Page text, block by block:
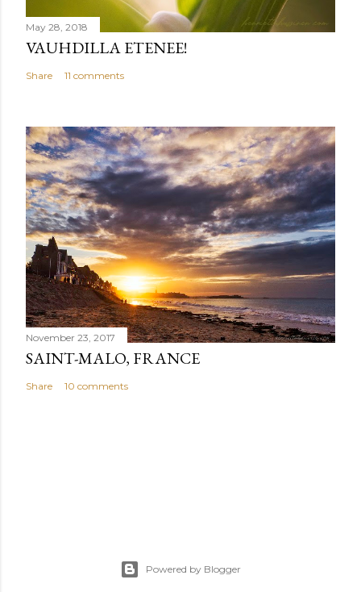
May 28, 2018
VAUHDILLA ETENEE!
Share 11 comments
November 23, 2017
SAINT-MALO, FRANCE
Share 10 comments
Powered by Blogger